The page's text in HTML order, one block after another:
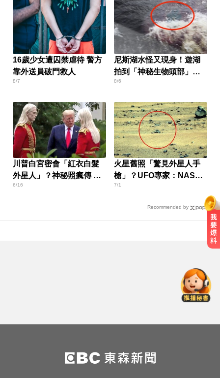
16歲少女遭囚禁虐待 警方
靠外送員破門救人
8/7
尼斯湖水怪又現身！遊湖
拍到「神秘生物頭部」官
方證實了
8/6
川普白宮密會「紅衣白髮
外星人」？神秘照瘋傳 真
相曝光了
6/16
火星舊照「驚見外星人手
槍」？UFO專家：NASA
早知情
7/1
Recommended by
大黎加連2年來台
快訊／台北強風驟雨「沒放颱風
假」 蔣萬安說明了！